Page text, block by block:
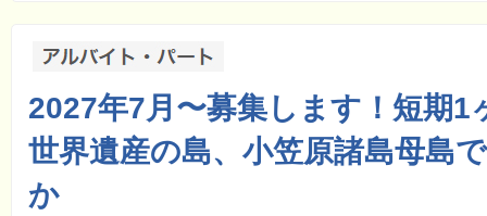
2027年7月〜募集します！短期1
世界遺産の島、小笠原諸島母島
か